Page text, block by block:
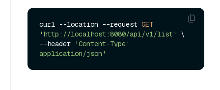
curl --location --request GET
'http://localhost:8080/api/v1/list'
\
--header
'Content-Type:
application/json'